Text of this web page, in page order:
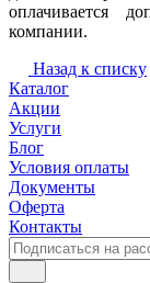
оплачивается
компании.
Назад к списку
Каталог
Акции
Услуги
Блог
Условия оплаты
Документы
Оферта
Контакты